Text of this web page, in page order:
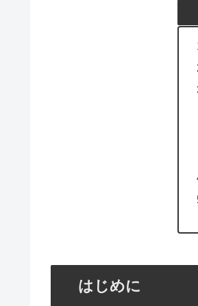
はじめに